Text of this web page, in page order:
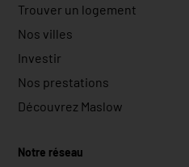
Trouver un logement
Nos villes
Investir
Nos prestations
Découvrez Maslow
Notre réseau